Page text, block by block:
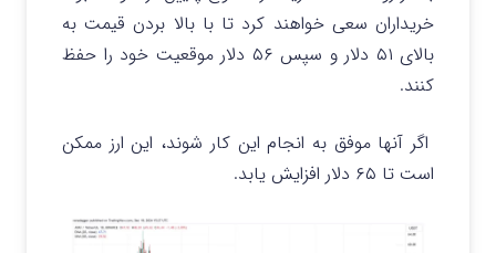
خریداران سعی خواهند کرد تا با بالا بردن قیمت به
بالای ۵۱ دلار و سپس ۵۶ دلار موقعیت خود را حفظ
کنند.
اگر آنها موفق به انجام این کار شوند، این ارز ممکن
است تا ۶۵ دلار افزایش یابد.